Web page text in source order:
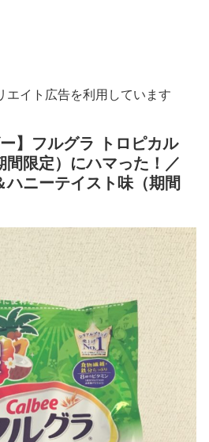
イト広告を利用しています
】フルグラ トロピカル
間限定）にハマった！／
ハニーテイスト味（期間